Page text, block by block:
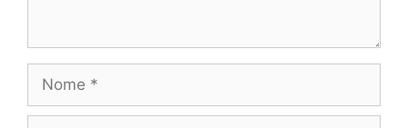
Nome